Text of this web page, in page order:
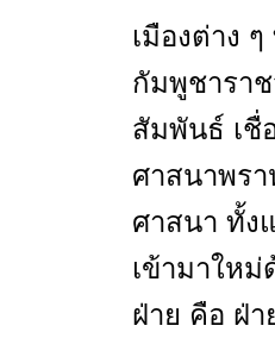
เมืองต่าง
กัมพูชารา
สัมพันธ์ เชื่
ศาสนาพร
ศาสนา ทั้ง
เข้ามาให
ฝ่าย คือ ฝ่า